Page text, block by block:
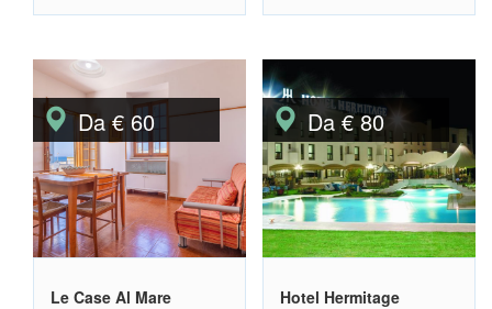
Da € 60
Le Case Al Mare
Da € 80
Hotel Hermitage